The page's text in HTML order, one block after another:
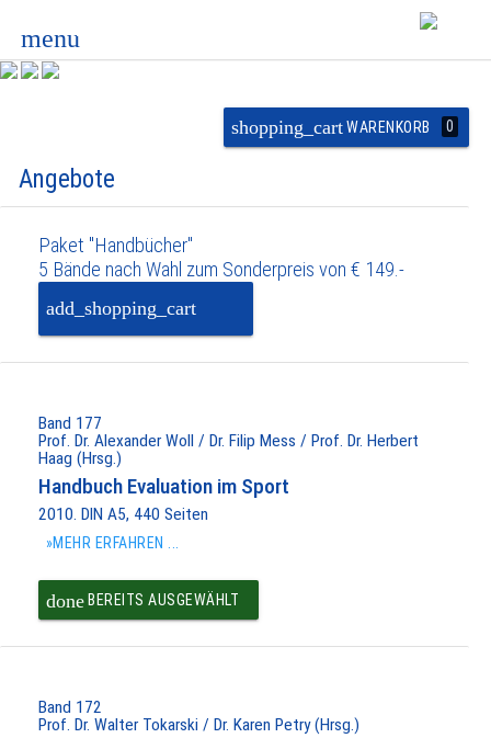
menu
shopping_cartWARENKORB 0
Angebote
Paket "Handbücher"
5 Bände nach Wahl zum Sonderpreis von € 149.-
add_shopping_cart
Band 177
Prof. Dr. Alexander Woll / Dr. Filip Mess / Prof. Dr. Herbert
Haag (Hrsg.)
Handbuch Evaluation im Sport
2010. DIN A5, 440 Seiten
»MEHR ERFAHREN ...
doneBEREITS AUSGEWÄHLT
Band 172
Prof. Dr. Walter Tokarski / Dr. Karen Petry (Hrsg.)